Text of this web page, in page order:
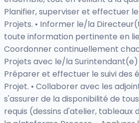
Planifier, superviser et effectuer
Projets. • Informer le/la
toute information pertinente en
Coordonner continuellement
Projets avec le/la Surintendant(e)
Préparer et effectuer le suivi des
Projet. • Collaborer avec les
s'assurer de la disponibilité de
requis (dessins d'atelier, tableaux